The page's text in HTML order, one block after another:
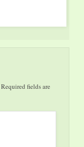
Required fields are